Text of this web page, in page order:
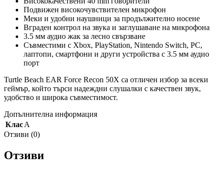
Подвижен високочувствителен микрофон
Меки и удобни наушници за продължително носене
Вграден контрол на звука и заглушаване на микрофона
3.5 мм аудио жак за лесно свързване
Съвместими с Xbox, PlayStation, Nintendo Switch, PC,
лаптопи, смартфони и други устройства с 3.5 мм аудио
порт
Turtle Beach EAR Force Recon 50X са отличен избор за всеки
геймър, който търси надеждни слушалки с качествен звук,
удобство и широка съвместимост.
Допълнителна информация
КласA
Отзиви (0)
Отзиви